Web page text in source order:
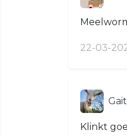
22-03-
Gait
Klinkt